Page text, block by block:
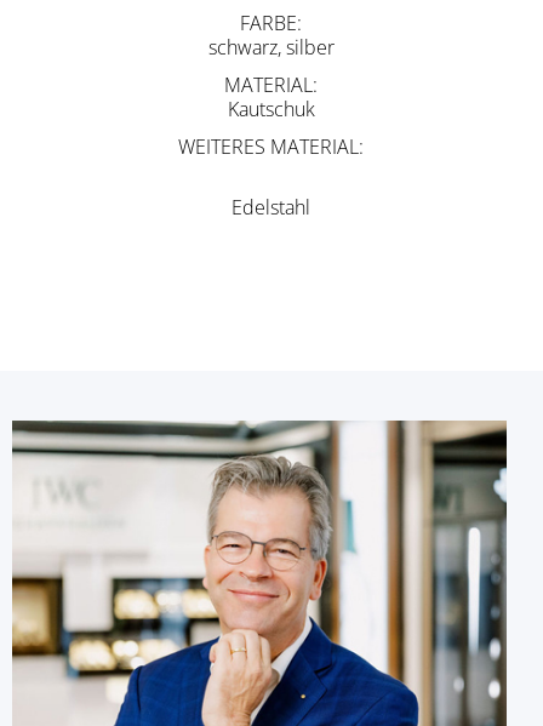
FARBE
schwarz, silber
MATERIAL
Kautschuk
WEITERES MATERIAL
Edelstahl